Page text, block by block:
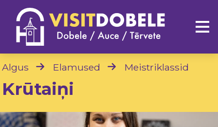
Algus Elamused Meistriklassid
Krūtaiņi